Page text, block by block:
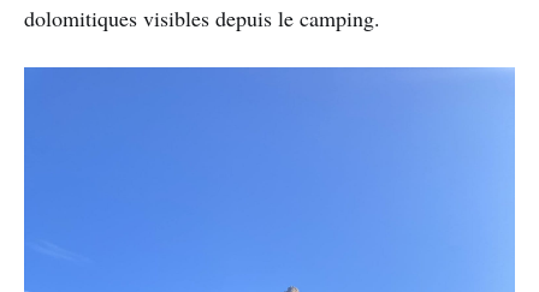
dolomitiques visibles depuis le camping.